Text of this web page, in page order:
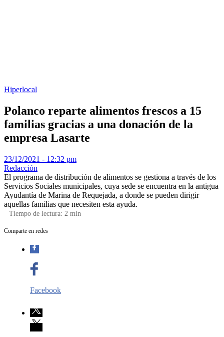
Hiperlocal
Polanco reparte alimentos frescos a 15
familias gracias a una donación de la
empresa Lasarte
23/12/2021 - 12:32 pm
Redacción
El programa de distribución de alimentos se gestiona a través de los
Servicios Sociales municipales, cuya sede se encuentra en la antigua
Ayudantía de Marina de Requejada, a donde se pueden dirigir
aquellas familias que necesiten esta ayuda.
Tiempo de lectura: 2 min
Comparte en redes
Facebook